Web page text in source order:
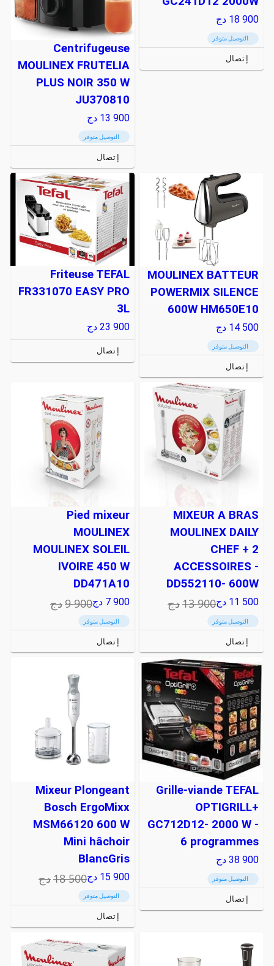
18 900 دج
التوصيل متوفر
إتصال
Centrifugeuse
MOULINEX FRUTELIA
PLUS NOIR 350 W
JU370810
13 900 دج
التوصيل متوفر
إتصال
MOULINEX BATTEUR
POWERMIX SILENCE
600W HM650E10
14 500 دج
التوصيل متوفر
إتصال
Friteuse TEFAL
FR331070 EASY PRO
3L
23 900 دج
إتصال
MIXEUR A BRAS
MOULINEX DAILY
CHEF + 2
ACCESSOIRES -
DD552110- 600W
11 500 دج13 900دج
التوصيل متوفر
إتصال
Pied mixeur
MOULINEX
MOULINEX SOLEIL
IVOIRE 450 W
DD471A10
7 900 دج9 900دج
التوصيل متوفر
إتصال
Grille-viande TEFAL
OPTIGRILL+
GC712D12- 2000 W -
6 programmes
38 900 دج
التوصيل متوفر
إتصال
Mixeur Plongeant
Bosch ErgoMixx
MSM66120 600 W
Mini hâchoir
BlancGris
15 900 دج18 500دج
التوصيل متوفر
إتصال